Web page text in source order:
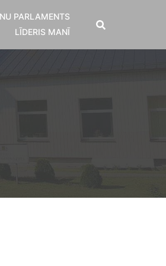
PARLAMENTS
LĪDERIS MANĪ